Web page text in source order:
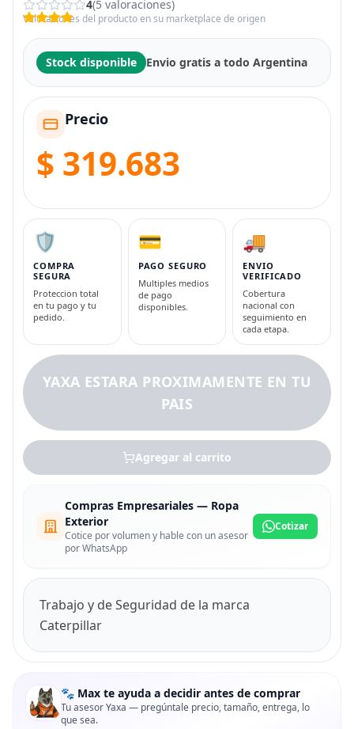
4(5 valoraciones)
Valoraciones del producto en su marketplace de origen
Stock disponible Envio gratis a todo Argentina
Precio
$ 319.683
🛡️
COMPRA
SEGURA
Proteccion total
en tu pago y tu
pedido.
💳
PAGO SEGURO
Multiples medios
de pago
disponibles.
🚚
ENVIO
VERIFICADO
Cobertura
nacional con
seguimiento en
cada etapa.
YAXA ESTARA PROXIMAMENTE EN TU
PAIS
Agregar al carrito
Compras Empresariales — Ropa
Exterior
Cotice por volumen y hable con un asesor
por WhatsApp
Cotizar
Trabajo y de Seguridad de la marca
Caterpillar
🐾 Max te ayuda a decidir antes de comprar
Tu asesor Yaxa — pregúntale precio, tamaño, entrega, lo
que sea.